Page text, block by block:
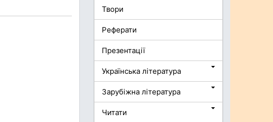
Твори
Реферати
Презентації
Українська література
Зарубіжна література
Читати